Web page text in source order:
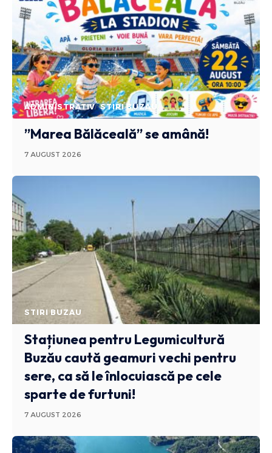
ADMINISTRATIV STIRI BUZAU
”Marea Bălăceală” se amână!
7 AUGUST 2026
STIRI BUZAU
Stațiunea pentru Legumicultură
Buzău caută geamuri vechi pentru
sere, ca să le înlocuiască pe cele
sparte de furtuni!
7 AUGUST 2026